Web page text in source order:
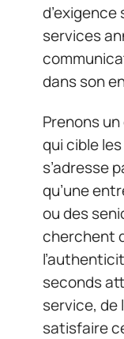
services
dans son
Prenons
qui cible
s’adresse
qu’une
ou des
cherchent
seconds
service, de
satisfaire